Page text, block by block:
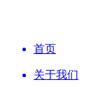
首页
关于我们